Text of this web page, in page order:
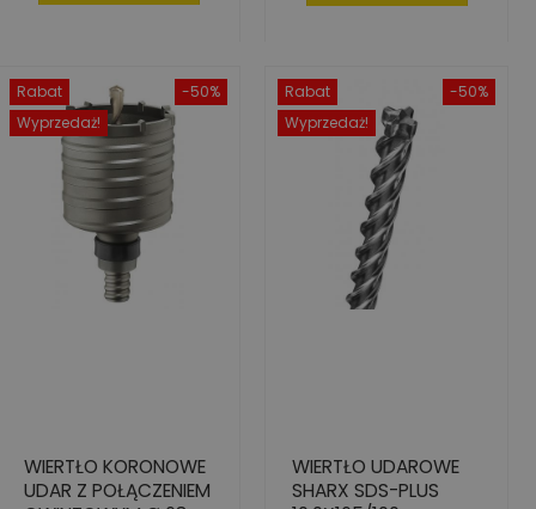
-50%
Rabat
Wyprzedaż!
WIERTŁO KORONOWE
UDAR Z POŁĄCZENIEM
-50%
Rabat
Wyprzedaż!
WIERTŁO UDAROWE
SHARX SDS-PLUS